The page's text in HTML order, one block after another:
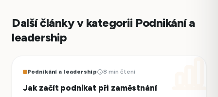
Další články v kategorii Podnikání a
leadership
Podnikání a leadership 8 min čtení
Jak začít podnikat při zaměstnání